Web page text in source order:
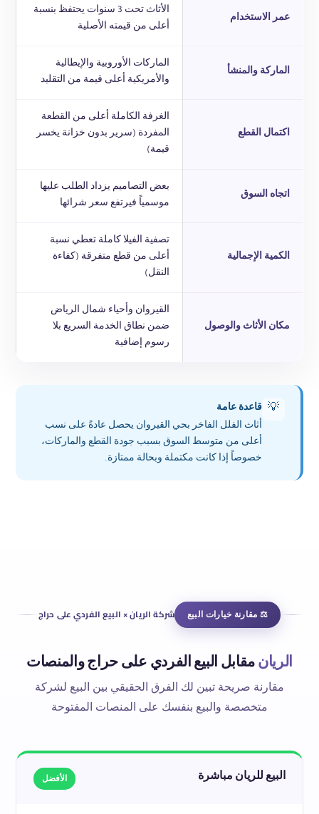
عمر الاستخدام
الأثاث تحت 3 سنوات يحتفظ بنسبة
أعلى من قيمته الأصلية
الماركة والمنشأ
الماركات الأوروبية والإيطالية
والأمريكية أعلى قيمة من التقليد
اكتمال القطع
الغرفة الكاملة أعلى من القطعة
المفردة (سرير بدون خزانة يخسر
قيمة)
اتجاه السوق
بعض التصاميم يزداد الطلب عليها
موسمياً فيرتفع سعر شرائها
الكمية الإجمالية
تصفية الفيلا كاملة تعطي نسبة
أعلى من قطع متفرقة (كفاءة
النقل)
مكان الأثاث والوصول
القيروان وأحياء شمال الرياض
ضمن نطاق الخدمة السريع بلا
رسوم إضافية
💡 قاعدة عامة
أثاث الفلل الفاخر بحي القيروان يحصل عادةً على نسب
أعلى من متوسط السوق بسبب جودة القطع والماركات،
خصوصاً إذا كانت مكتملة وبحالة ممتازة.
⚖ مقارنة خيارات البيع شركة الريان × البيع الفردي على حراج
الريانمقابل البيع الفردي على حراج والمنصات
مقارنة صريحة تبين لك الفرق الحقيقي بين البيع لشركة
متخصصة والبيع بنفسك على المنصات المفتوحة
البيع للريان مباشرة الأفضل